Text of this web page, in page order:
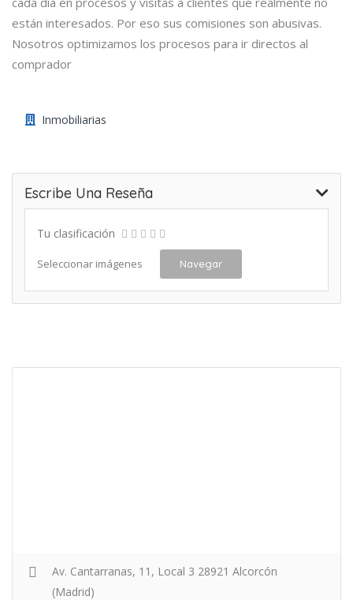
están interesados. Por eso sus comisiones son abusivas.
Nosotros optimizamos los procesos para ir directos al
comprador
Inmobiliarias
Escribe Una Reseña
Tu clasificación
Seleccionar imágenes Navegar
Av. Cantarranas, 11, Local 3 28921 Alcorcón
(Madrid)